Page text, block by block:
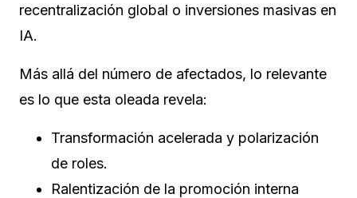
recentralización global o inversiones masivas en
IA.
Más allá del número de afectados, lo relevante
es lo que esta oleada revela:
Transformación acelerada y polarización
de roles.
Ralentización de la promoción interna